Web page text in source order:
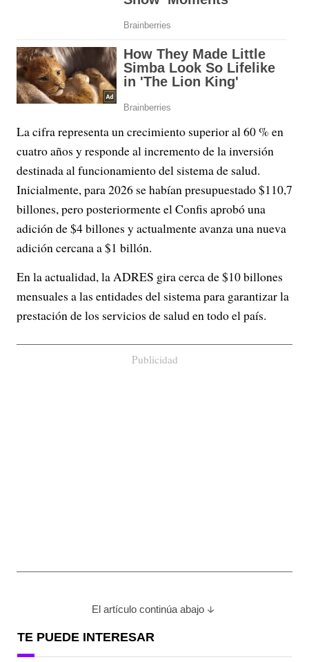
La cifra representa un crecimiento superior al 60 % en
cuatro años y responde al incremento de la inversión
destinada al funcionamiento del sistema de salud.
Inicialmente, para 2026 se habían presupuestado $110,7
billones, pero posteriormente el Confis aprobó una
adición de $4 billones y actualmente avanza una nueva
adición cercana a $1 billón.
En la actualidad, la ADRES gira cerca de $10 billones
mensuales a las entidades del sistema para garantizar la
prestación de los servicios de salud en todo el país.
Publicidad
El artículo continúa abajo
TE PUEDE INTERESAR